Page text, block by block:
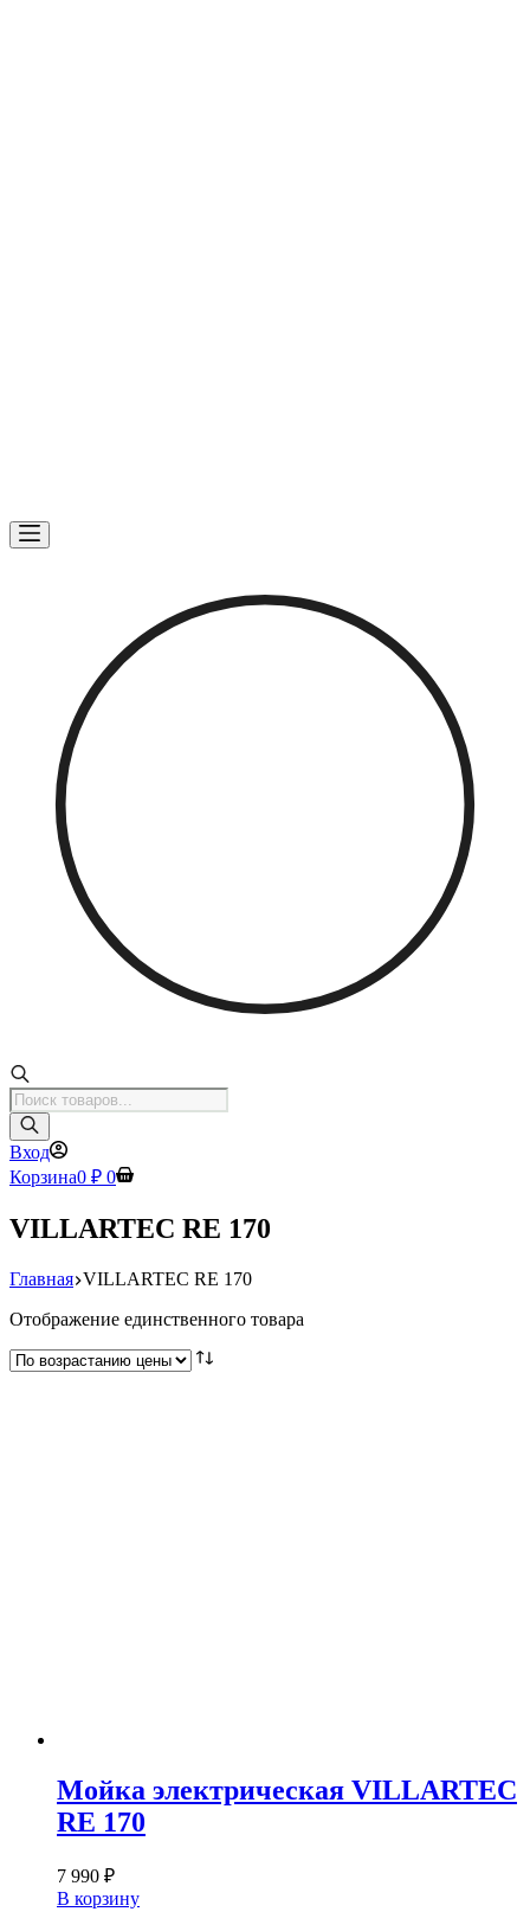
Поиск
товаров
Вход
Корзина0 ₽ 0
VILLARTEC RE 170
Главная VILLARTEC RE 170
Отображение единственного товара
Мойка электрическая VILLARTEC
RE 170
7 990 ₽
В корзину